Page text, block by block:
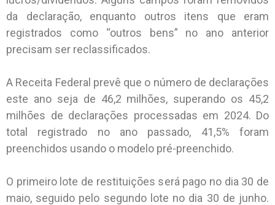
da declaração, enquanto outros itens que eram
registrados como “outros bens” no ano anterior
precisam ser reclassificados.
A Receita Federal prevê que o número de declarações
este ano seja de 46,2 milhões, superando os 45,2
milhões de declarações processadas em 2024. Do
total registrado no ano passado, 41,5% foram
preenchidos usando o modelo pré-preenchido.
O primeiro lote de restituições será pago no dia 30 de
maio, seguido pelo segundo lote no dia 30 de junho.